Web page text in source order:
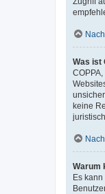
Was ist
keine
Warum
Es